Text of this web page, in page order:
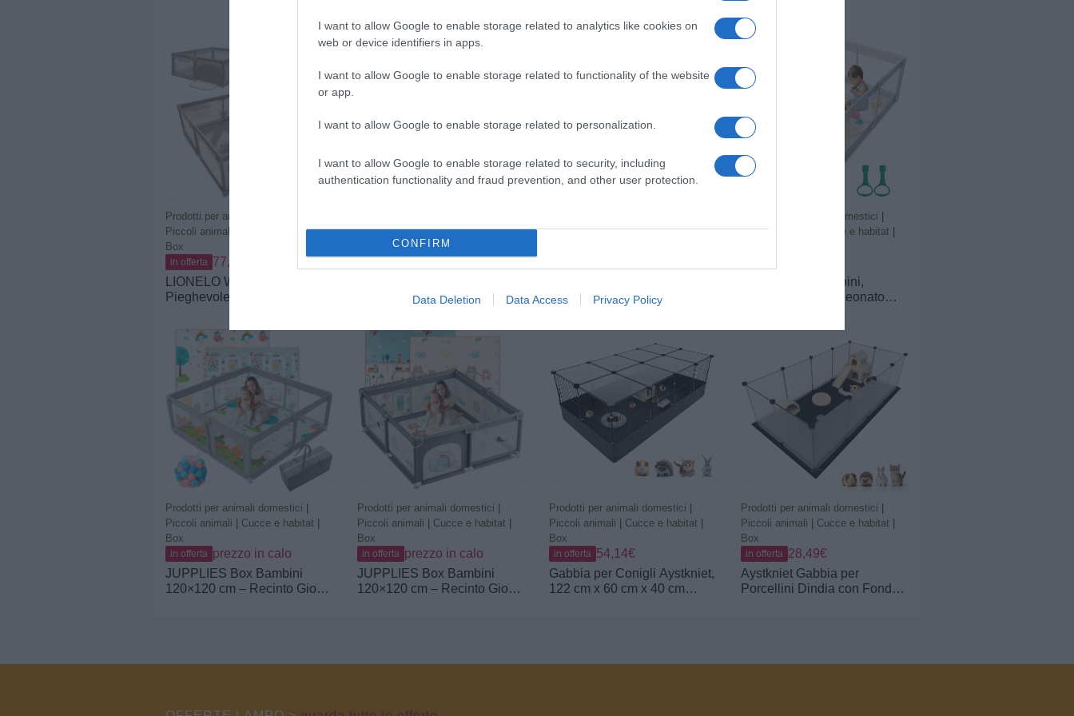
I want to allow Google to enable storage related to analytics like cookies on
web or device identifiers in apps.
I want to allow Google to enable storage related to functionality of the website
or app.
I want to allow Google to enable storage related to personalization.
I want to allow Google to enable storage related to security, including
authentication functionality and fraud prevention, and other user protection.
CONFIRM
Data Deletion Data Access Privacy Policy
maiali olandesi,
animali domestici con porta,
gabbie per porcellini d'India,
recinto in filo metallico
(43x32 24 pezzi)
Rete Traspirante, Stabile
Barriera di Protezione e
antiscivolo e rete traspirante,
stabile griglia di
intercettazione per bambini,
Prodotti per animali domestici
Piccoli animali
Cucce e habitat |
Box
in offerta 77,89€
LIONELO WILLOW XL Box
Pieghevole Per Bambini, 0-
Cm x 207 Cm x 68 Cm, Box
Per Neonati in Rete
Traspirante, 2 Ingressi
Laterali con Zip (Beige,
207x187cm)
Piccoli animali |Cucce e habitat |
72,99€
bambini pieghevole
15kg con materasso Lettino
per neonati da viaggio senza
spigoli vivi Entrata laterale
Pareti realizzate in rete
trasparente
Piccoli animali |Cucce e habitat |
150x150cm, Box Neonato
Neonato con Rete
Traspirante, Baby Park con 4
Pezzi Anelli
Prodotti per animali domestici
Piccoli animali
Cucce e habitat
Cafolatt Box Bambini,
120x120cm Box Neonato
Recinto Bambini Con
Tappeto 120cm Materassino,
Prodotti per animali domestici
Piccoli animali
Cucce e habitat
Box
in offerta prezzo in calo
JUPPLIES Box Bambini
120×120 cm – Recinto Gioco
tappeto + palline + borsa per
Prodotti per animali domestici
Piccoli animali
Cucce e habitat
Box
in offerta prezzo in calo
JUPPLIES Box Bambini
120×120 cm – Recinto Gioco
fantasia + tappeto)
Prodotti per animali domestici
Piccoli animali
Cucce e habitat
Box
in offerta 54,14€
Gabbia per Conigli Aystkniet,
122 cm x 60 cm x 40 cm
Criceti, Tartarughe, Ricci
Prodotti per animali domestici
Piccoli animali
Cucce e habitat
Box
in offerta 28,49€
Aystkniet Gabbia per
Porcellini Dindia con Fondo
ed Esterno (Transparent)